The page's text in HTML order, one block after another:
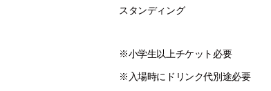
スタンディング
※小学生以上チケット必要
※入場時にドリンク代別途必要